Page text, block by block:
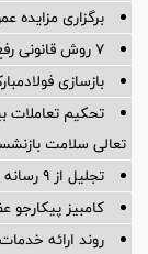
برگزاری مزایده عمومی ۸۸ فقره از املاك
۷ روش قانونی رفع سوء‌اثر از چک برگشتی
بازسازی
تحکیم تعاملات
تعالی سلامت
تجلیل از ۹ رسانه برتر «پویش سایپا_رسانه»
کامبیز
روند ارائه